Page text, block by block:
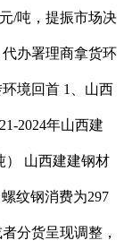
/吨，提振市场决
办署理商拿货环
境回首 1、山西
2024年山西建
） 山西建建钢材
纹钢消费为297
分货呈现调整，